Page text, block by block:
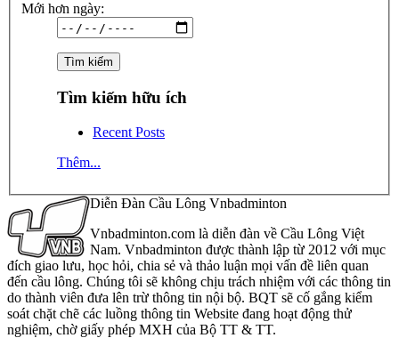
Mới hơn ngày:
Tìm kiếm hữu ích
Recent Posts
Thêm...
Diễn Đàn Cầu Lông Vnbadminton
Vnbadminton.com là diễn đàn về Cầu Lông Việt
Nam. Vnbadminton được thành lập từ 2012 với mục
đích giao lưu, học hỏi, chia sẻ và thảo luận mọi vấn đề liên quan
đến cầu lông. Chúng tôi sẽ không chịu trách nhiệm với các thông tin
do thành viên đưa lên trừ thông tin nội bộ. BQT sẽ cố gắng kiểm
soát chặt chẽ các luồng thông tin Website đang hoạt động thử
nghiệm, chờ giấy phép MXH của Bộ TT & TT.